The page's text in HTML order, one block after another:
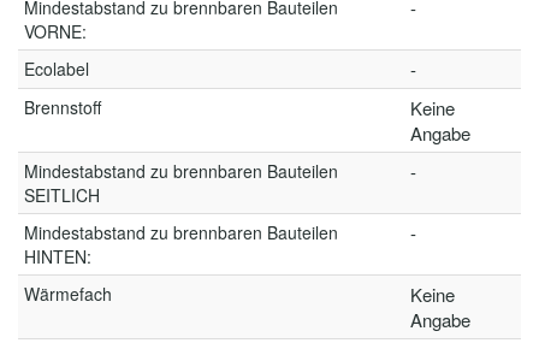
Mindestabstand zu brennbaren Bauteilen
VORNE:
-
Ecolabel -
Brennstoff
Keine
Angabe
Mindestabstand zu brennbaren Bauteilen
SEITLICH
-
Mindestabstand zu brennbaren Bauteilen
HINTEN:
-
Wärmefach
Keine
Angabe